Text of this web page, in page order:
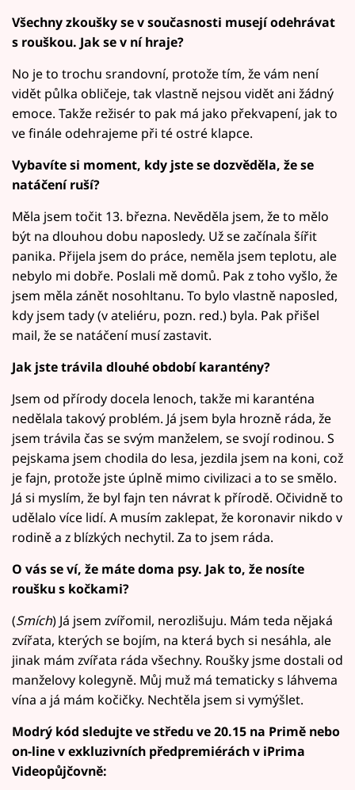
Všechny zkoušky se v současnosti musejí odehrávat
s rouškou. Jak se v ní hraje?
No je to trochu srandovní, protože tím, že vám není
vidět půlka obličeje, tak vlastně nejsou vidět ani žádný
emoce. Takže režisér to pak má jako překvapení, jak to
ve finále odehrajeme při té ostré klapce.
Vybavíte si moment, kdy jste se dozvěděla, že se
natáčení ruší?
Měla jsem točit 13. března. Nevěděla jsem, že to mělo
být na dlouhou dobu naposledy. Už se začínala šířit
panika. Přijela jsem do práce, neměla jsem teplotu, ale
nebylo mi dobře. Poslali mě domů. Pak z toho vyšlo, že
jsem měla zánět nosohltanu. To bylo vlastně naposled,
kdy jsem tady (v ateliéru, pozn. red.) byla. Pak přišel
mail, že se natáčení musí zastavit.
Jak jste trávila dlouhé období karantény?
Jsem od přírody docela lenoch, takže mi karanténa
nedělala takový problém. Já jsem byla hrozně ráda, že
jsem trávila čas se svým manželem, se svojí rodinou. S
pejskama jsem chodila do lesa, jezdila jsem na koni, což
je fajn, protože jste úplně mimo civilizaci a to se smělo.
Já si myslím, že byl fajn ten návrat k přírodě. Očividně to
udělalo více lidí. A musím zaklepat, že koronavir nikdo v
rodině a z blízkých nechytil. Za to jsem ráda.
O vás se ví, že máte doma psy. Jak to, že nosíte
roušku s kočkami?
(Smích) Já jsem zvířomil, nerozlišuju. Mám teda nějaká
zvířata, kterých se bojím, na která bych si nesáhla, ale
jinak mám zvířata ráda všechny. Roušky jsme dostali od
manželovy kolegyně. Můj muž má tematicky s láhvema
vína a já mám kočičky. Nechtěla jsem si vymýšlet.
Modrý kód sledujte ve středu ve 20.15 na Primě nebo
on-line v exkluzivních předpremiérách v iPrima
Videopůjčovně: